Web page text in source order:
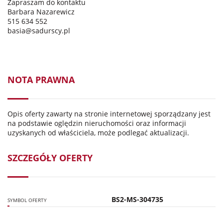
Zapraszam do kontaktu
Barbara Nazarewicz
515 634 552
basia@sadurscy.pl
NOTA PRAWNA
Opis oferty zawarty na stronie internetowej sporządzany jest
na podstawie oględzin nieruchomości oraz informacji
uzyskanych od właściciela, może podlegać aktualizacji.
SZCZEGÓŁY OFERTY
SYMBOL OFERTY BS2-MS-304735